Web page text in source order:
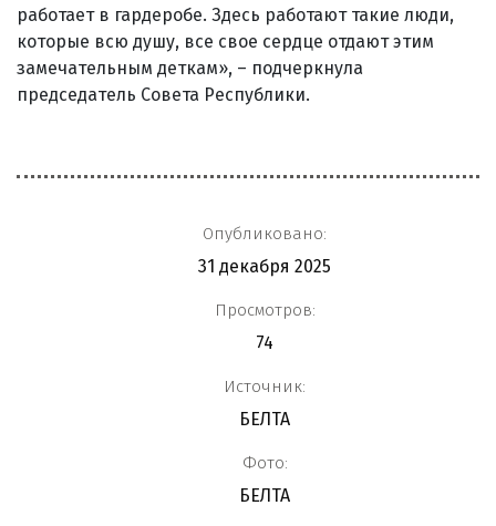
работает в гардеробе. Здесь работают такие люди,
которые всю душу, все свое сердце отдают этим
замечательным деткам», – подчеркнула
председатель Совета Республики.
Опубликовано:
31 декабря 2025
Просмотров:
74
Источник:
БЕЛТА
Фото:
БЕЛТА